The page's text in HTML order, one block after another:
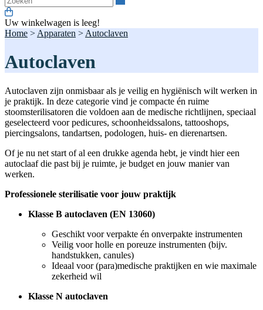
Uw winkelwagen is leeg!
Home > Apparaten > Autoclaven
Autoclaven
Autoclaven zijn onmisbaar als je veilig en hygiënisch wilt werken in
je praktijk. In deze categorie vind je compacte én ruime
stoomsterilisatoren die voldoen aan de medische richtlijnen, speciaal
geselecteerd voor pedicures, schoonheidssalons, tattooshops,
piercingsalons, tandartsen, podologen, huis- en dierenartsen.
Of je nu net start of al een drukke agenda hebt, je vindt hier een
autoclaaf die past bij je ruimte, je budget en jouw manier van
werken.
Professionele sterilisatie voor jouw praktijk
Klasse B autoclaven (EN 13060)
Geschikt voor verpakte én onverpakte instrumenten
Veilig voor holle en poreuze instrumenten (bijv.
handstukken, canules)
Ideaal voor (para)medische praktijken en wie maximale
zekerheid wil
Klasse N autoclaven